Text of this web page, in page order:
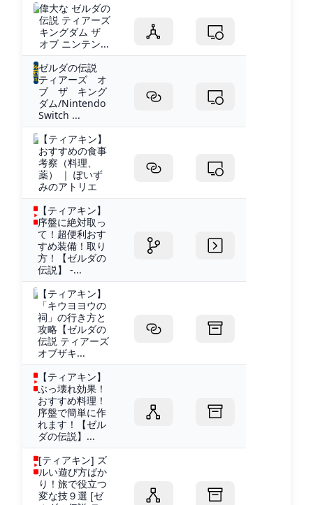
偉大な ゼルダの
伝説 ティアーズ
キングダム ザ
オブ ニンテン...
ゼルダの伝説
ティアーズ オ
ブ ザ キング
ダム/Nintendo
Switch ...
【ティアキン】
おすすめの食事
考察（料理、
薬） ｜ ぽいず
みのアトリエ
【ティアキン】
序盤に絶対取っ
て！超便利おす
すめ装備！取り
方！【ゼルダの
伝説】 -...
【ティアキン】
「キウヨヨウの
祠」の行き方と
攻略【ゼルダの
伝説 ティアーズ
オブザキ...
【ティアキン】
ぶっ壊れ効果！
おすすめ料理！
序盤で簡単に作
れます！【ゼル
ダの伝説】...
[ティアキン] ズ
ルい遊び方ばか
り！旅で役立つ
変な技９選 [ゼ